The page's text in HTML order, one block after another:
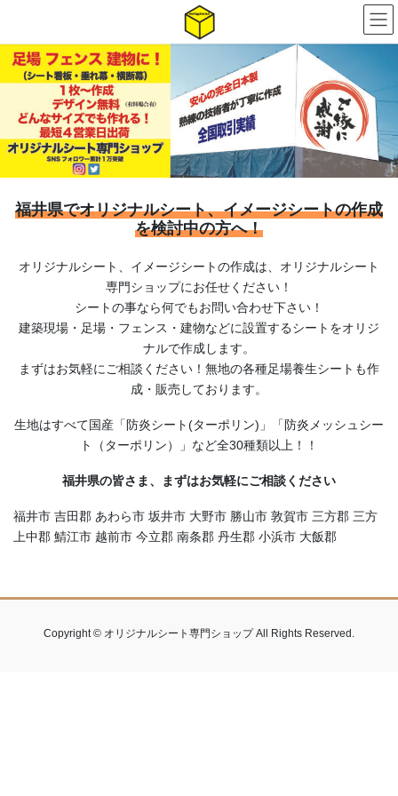
テ
ン
ツ
キ
ッ
プ
ゲ
ー
シ
に
移
動
福井県でオリジナルシート、イメージシートの作成
を検討中の方へ！
オリジナルシート、イメージシートの作成は、オリジナルシート
専門ショップにお任せください！
シートの事なら何でもお問い合わせ下さい！
建築現場・足場・フェンス・建物などに設置するシートをオリジ
ナルで作成します。
まずはお気軽にご相談ください！無地の各種足場養生シートも作
成・販売しております。
生地はすべて国産「防炎シート(ターポリン)」「防炎メッシュシー
ト（ターポリン）」など全30種類以上！！
福井県の皆さま、まずはお気軽にご相談ください
福井市 吉田郡 あわら市 坂井市 大野市 勝山市 敦賀市 三方郡 三方
上中郡 鯖江市 越前市 今立郡 南条郡 丹生郡 小浜市 大飯郡
Copyright © オリジナルシート専門ショップ All Rights Reserved.